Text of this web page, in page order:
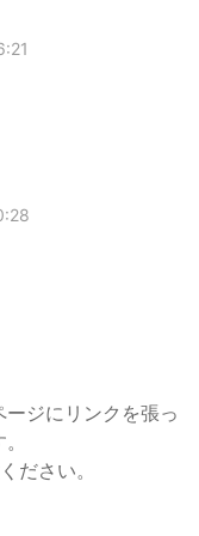
ジにリンクを張っ
ださい。